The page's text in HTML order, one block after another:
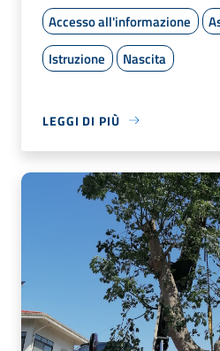
Accesso all'informazione
Istruzione
Nascita
LEGGI DI PIÙ